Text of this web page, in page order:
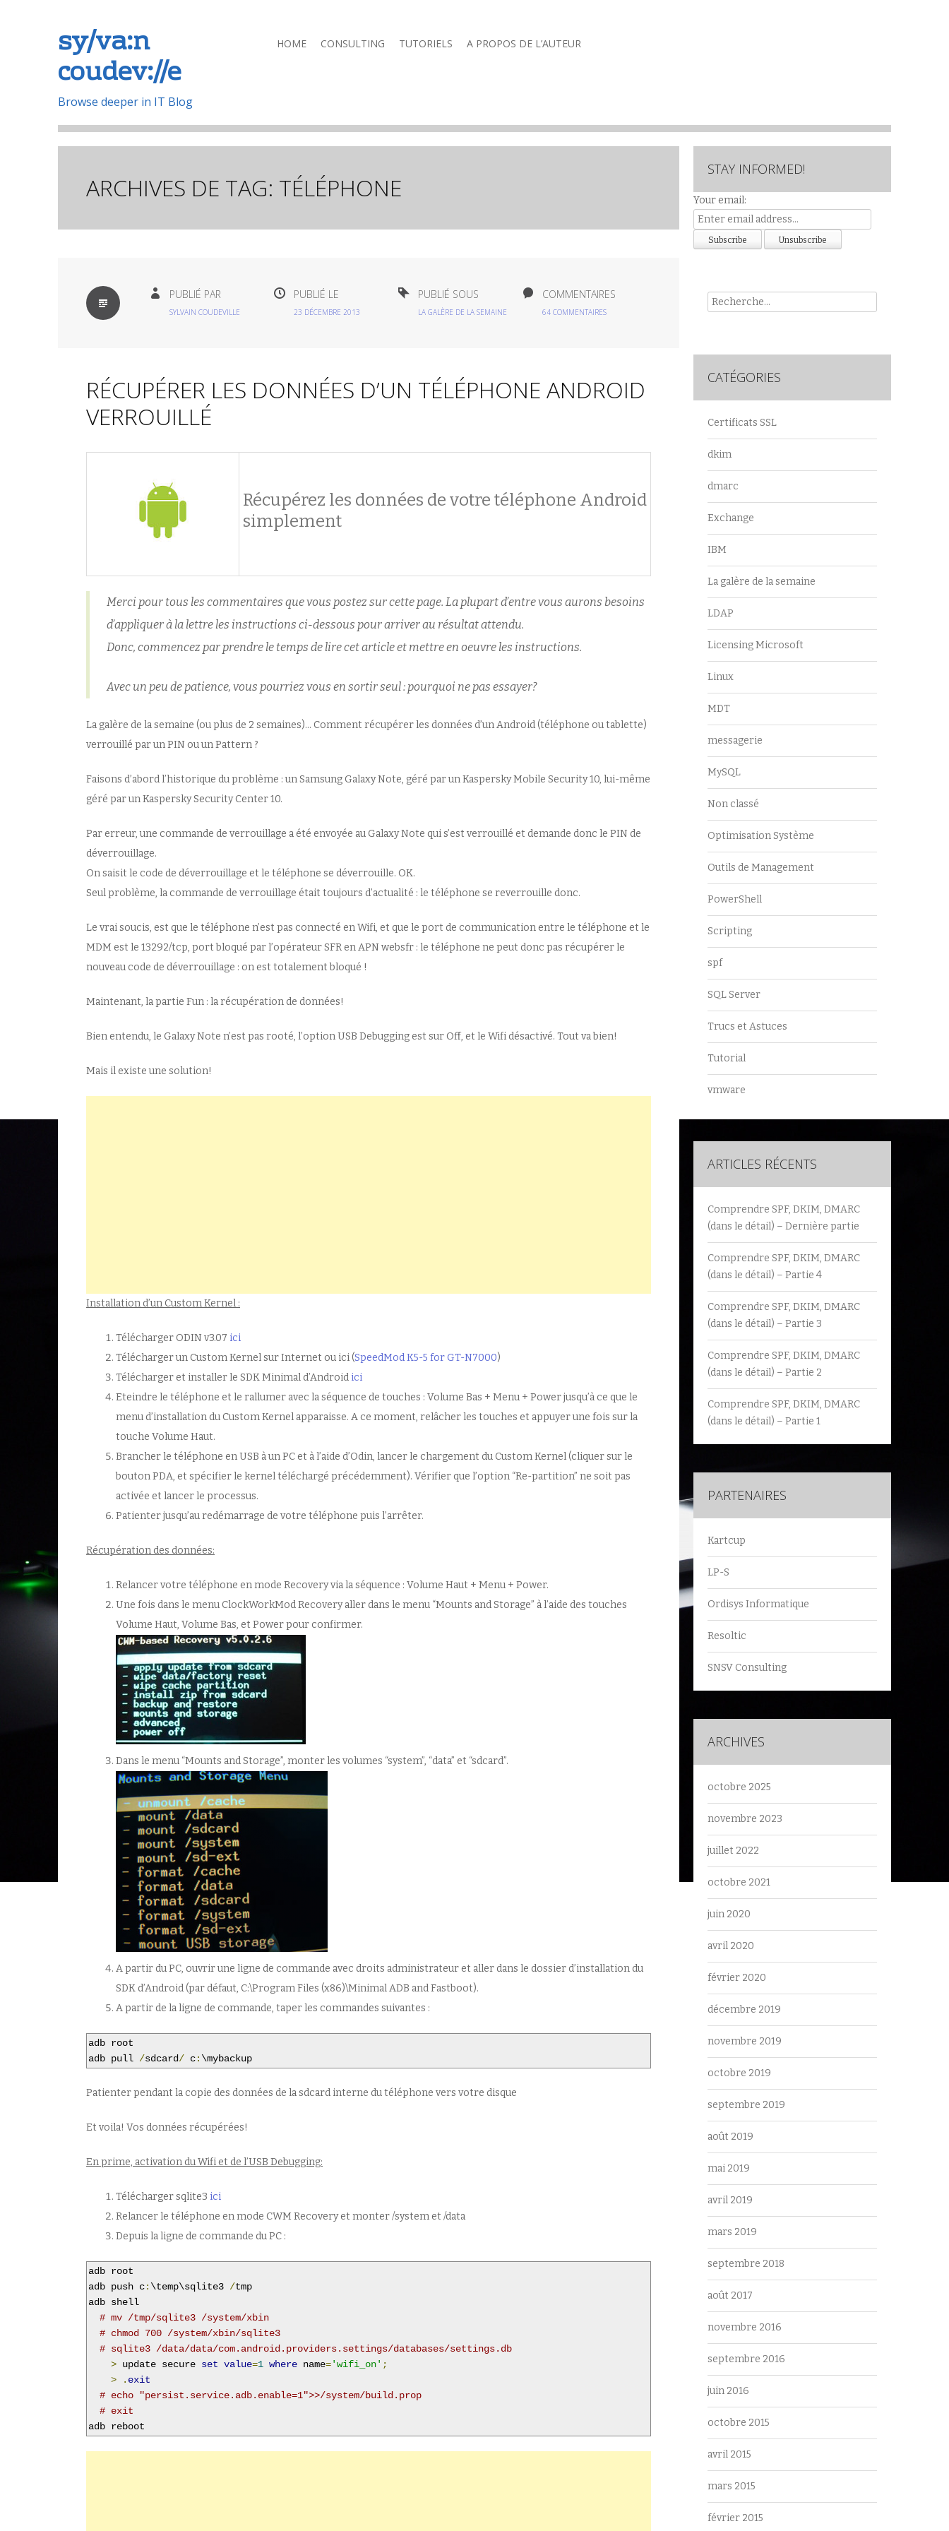
sy/va:n
coudev://e
Browse deeper in IT Blog
Aller
HOME CONSULTING TUTORIELS A PROPOS DE L’AUTEUR
ARCHIVES DE TAG: TÉLÉPHONE
PAR
DÉFAUT
PUBLIÉ PAR
SYLVAIN COUDEVILLE
PUBLIÉ LE
23 DÉCEMBRE 2013
PUBLIÉ SOUS
LA GALÈRE DE LA SEMAINE
COMMENTAIRES
64 COMMENTAIRES
RÉCUPÉRER LES DONNÉES D’UN TÉLÉPHONE ANDROID
VERROUILLÉ
Récupérez les données de votre téléphone Android
simplement
Merci pour tous les commentaires que vous postez sur cette page. La plupart d’entre vous aurons besoins
d’appliquer à la lettre les instructions ci-dessous pour arriver au résultat attendu.
Donc, commencez par prendre le temps de lire cet article et mettre en oeuvre les instructions.
Avec un peu de patience, vous pourriez vous en sortir seul : pourquoi ne pas essayer?
La galère de la semaine (ou plus de 2 semaines)… Comment récupérer les données d’un Android (téléphone ou tablette)
verrouillé par un PIN ou un Pattern ?
Faisons d’abord l’historique du problème : un Samsung Galaxy Note, géré par un Kaspersky Mobile Security 10, lui-même
géré par un Kaspersky Security Center 10.
Par erreur, une commande de verrouillage a été envoyée au Galaxy Note qui s’est verrouillé et demande donc le PIN de
déverrouillage.
On saisit le code de déverrouillage et le téléphone se déverrouille. OK.
Seul problème, la commande de verrouillage était toujours d’actualité : le téléphone se reverrouille donc.
Le vrai soucis, est que le téléphone n’est pas connecté en Wifi, et que le port de communication entre le téléphone et le
MDM est le 13292/tcp, port bloqué par l’opérateur SFR en APN websfr : le téléphone ne peut donc pas récupérer le
nouveau code de déverrouillage : on est totalement bloqué !
Maintenant, la partie Fun : la récupération de données!
Bien entendu, le Galaxy Note n’est pas rooté, l’option USB Debugging est sur Off, et le Wifi désactivé. Tout va bien!
Mais il existe une solution!
Installation d’un Custom Kernel :
Télécharger ODIN v3.07 ici
Télécharger un Custom Kernel sur Internet ou ici (SpeedMod K5-5 for GT-N7000)
Télécharger et installer le SDK Minimal d’Android ici
Eteindre le téléphone et le rallumer avec la séquence de touches : Volume Bas + Menu + Power jusqu’à ce que le
menu d’installation du Custom Kernel apparaisse. A ce moment, relâcher les touches et appuyer une fois sur la
touche Volume Haut.
Brancher le téléphone en USB à un PC et à l’aide d’Odin, lancer le chargement du Custom Kernel (cliquer sur le
bouton PDA, et spécifier le kernel téléchargé précédemment). Vérifier que l’option “Re-partition” ne soit pas
activée et lancer le processus.
Patienter jusqu’au redémarrage de votre téléphone puis l’arrêter.
Récupération des données:
Relancer votre téléphone en mode Recovery via la séquence : Volume Haut + Menu + Power.
Une fois dans le menu ClockWorkMod Recovery aller dans le menu “Mounts and Storage” à l’aide des touches
Volume Haut, Volume Bas, et Power pour confirmer.
Dans le menu “Mounts and Storage”, monter les volumes “system”, “data” et “sdcard”.
A partir du PC, ouvrir une ligne de commande avec droits administrateur et aller dans le dossier d’installation du
SDK d’Android (par défaut, C:\Program Files (x86)\Minimal ADB and Fastboot).
A partir de la ligne de commande, taper les commandes suivantes :
adb root
adb pull /sdcard/ c: \mybackup
Patienter pendant la copie des données de la sdcard interne du téléphone vers votre disque
Et voila! Vos données récupérées!
En prime, activation du Wifi et de l’USB Debugging:
Télécharger sqlite3 ici
Relancer le téléphone en mode CWM Recovery et monter /system et /data
Depuis la ligne de commande du PC :
adb root
adb push c: \temp\sqlite3 /tmp
adb shell
# mv /tmp/sqlite3 /system/xbin
# chmod 700 /system/xbin/sqlite3
# sqlite3 /data/data/com.android.providers.settings/databases/settings.db
> update secure set value=1 where name='wifi_on' ;
>
. exit
# echo "persist.service.adb.enable=1">>/system/build.prop
# exit
adb reboot
STAY INFORMED!
Your email:
Rech
CATÉGORIES
Certificats SSL
dkim
dmarc
Exchange
IBM
La galère de la semaine
LDAP
Licensing Microsoft
Linux
MDT
messagerie
MySQL
Non classé
Optimisation Système
Outils de Management
PowerShell
Scripting
spf
SQL Server
Trucs et Astuces
Tutorial
vmware
ARTICLES RÉCENTS
Comprendre SPF, DKIM, DMARC
(dans le détail) – Dernière partie
Comprendre SPF, DKIM, DMARC
(dans le détail) – Partie 4
Comprendre SPF, DKIM, DMARC
(dans le détail) – Partie 3
Comprendre SPF, DKIM, DMARC
(dans le détail) – Partie 2
Comprendre SPF, DKIM, DMARC
(dans le détail) – Partie 1
PARTENAIRES
Kartcup
LP-S
Ordisys Informatique
Resoltic
SNSV Consulting
ARCHIVES
octobre 2025
novembre 2023
juillet 2022
octobre 2021
juin 2020
avril 2020
février 2020
décembre 2019
novembre 2019
octobre 2019
septembre 2019
août 2019
mai 2019
avril 2019
mars 2019
septembre 2018
août 2017
novembre 2016
septembre 2016
juin 2016
octobre 2015
avril 2015
mars 2015
février 2015